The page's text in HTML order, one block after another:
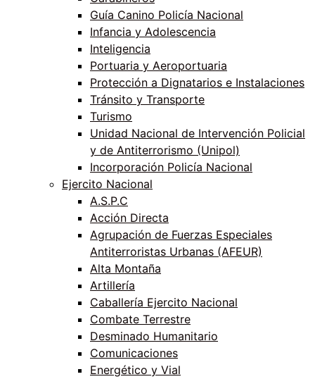
Guía Canino Policía Nacional
Infancia y Adolescencia
Inteligencia
Portuaria y Aeroportuaria
Protección a Dignatarios e Instalaciones
Tránsito y Transporte
Turismo
Unidad Nacional de Intervención Policial
y de Antiterrorismo (Unipol)
Incorporación Policía Nacional
Ejercito Nacional
A.S.P.C
Acción Directa
Agrupación de Fuerzas Especiales
Antiterroristas Urbanas (AFEUR)
Alta Montaña
Artillería
Caballería Ejercito Nacional
Combate Terrestre
Desminado Humanitario
Comunicaciones
Energético y Vial